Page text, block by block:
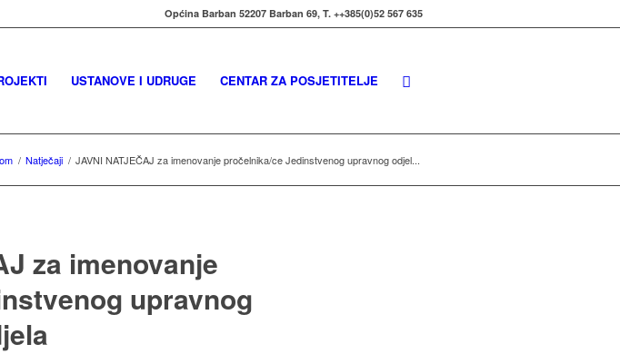
Općina Barban 52207 Barban 69, T. ++385(0)52 567 635
USTANOVE I UDRUGE CENTAR ZA POSJETITELJE
/ Natječaji / JAVNI NATJEČAJ za imenovanje pročelnika/ce Jedinstvenog upravnog odjel...
za imenovanje
upravnog